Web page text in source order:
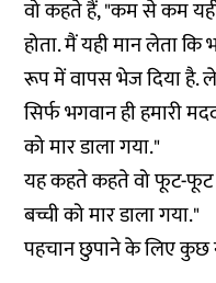
वो कहते हैं, "कम से कम
होता. मैं यही मान लेता
रूप में वापस भेज दिया है.
सिर्फ भगवान ही हमारी
को मार डाला गया."
यह कहते कहते वो फूट-फूट
बच्ची को मार डाला गया."
पहचान छुपाने के लिए कुछ